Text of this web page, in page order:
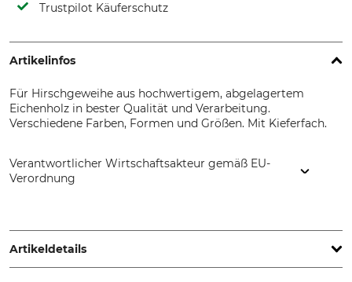
Trustpilot Käuferschutz
Artikelinfos
Für Hirschgeweihe aus hochwertigem, abgelagertem
Eichenholz in bester Qualität und Verarbeitung.
Verschiedene Farben, Formen und Größen. Mit Kieferfach.
Verantwortlicher Wirtschaftsakteur gemäß EU-
Verordnung
www.eurohunt.eu
Artikeldetails